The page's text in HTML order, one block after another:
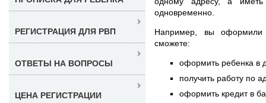
одновременно.
Например, вы
сможете:
оформить ребенка в
получить работу по
оформить кредит в
РЕГИСТРАЦИЯ ДЛЯ РВП
ОТВЕТЫ НА ВОПРОСЫ
ЦЕНА РЕГИСТРАЦИИ